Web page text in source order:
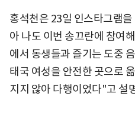
홍석천은 23일 인스타그램
아 나도 이번 송끄란에 참여
에서 동생들과 즐기는 도중
태국 여성을 안전한 곳으로
지지 않아 다행이었다"고 설